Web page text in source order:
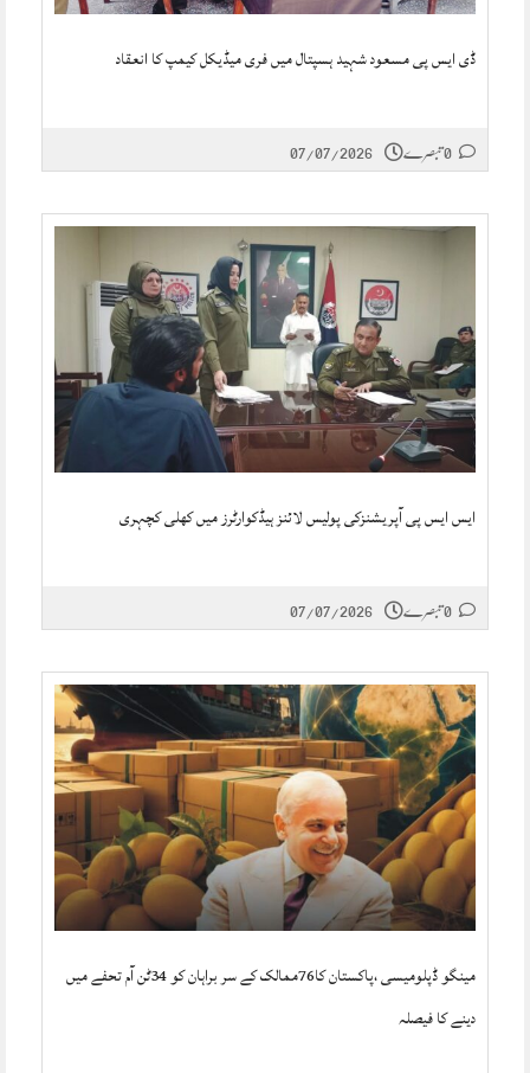
ڈی ایس پی مسعود شہید ہسپتال میں فری میڈیکل کیمپ کا انعقاد
07/07/2026
ایس ایس پی آپریشنزکی پولیس لائنز ہیڈکوارٹرز میں کھلی کچہری
07/07/2026
مینگو ڈپلومیسی ،پاکستان کا76ممالک کے سر براہان کو 34ٹن آم تحفے میں
دینے کا فیصلہ